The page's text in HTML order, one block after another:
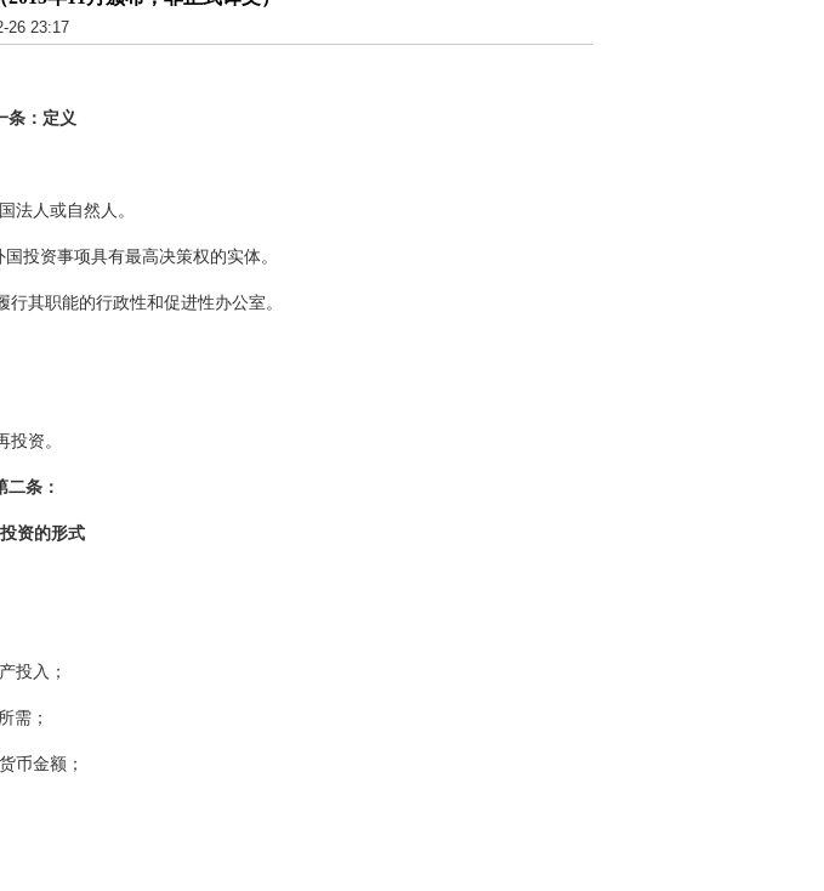
26 23:17
条：定义
人或自然人。
投资事项具有最高决策权的实体。
其职能的行政性和促进性办公室。
资。
二条：
资的形式
投入；
需；
币金额；